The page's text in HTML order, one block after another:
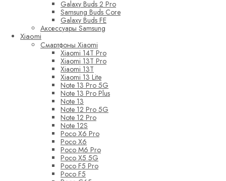
Galaxy Buds 2 Pro
Samsung Buds Core
Galaxy Buds FE
Аксессуары Samsung
Xiaomi
Смартфоны Xiaomi
Xiaomi 14T Pro
Xiaomi 13T Pro
Xiaomi 13T
Xiaomi 13 Lite
Note 13 Pro 5G
Note 13 Pro Plus
Note 13
Note 12 Pro 5G
Note 12 Pro
Note 12S
Poco X6 Pro
Poco X6
Poco M6 Pro
Poco X5 5G
Poco F5 Pro
Poco F5